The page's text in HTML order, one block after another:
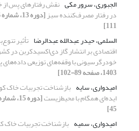
الجبوری، سرور مکی نقش رفتارهای پس از
در رفتار مصرف‌کننده سبز
111]
السلمی، حیدر عبدالله عبدالرضا تأثیر
اقتصادی بر انتشار گاز دی‌اکسیدکربن در
خودرگرسیونی با وقفه‌‌های توزیعی داده‌‌های
1403، صفحه 89-102]
امیدواری، سایه بازشناخت تجربیات خاک
ایده‌ای همگام با محیط‌زیست
45]
امیدواری، سمیه بازشناخت تجربیات خاک